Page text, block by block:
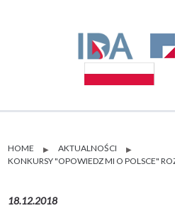
HOME ▶ AKTUALNOŚCI ▶
KONKURSY "OPOWIEDZ MI O POLSCE"
18.12.2018